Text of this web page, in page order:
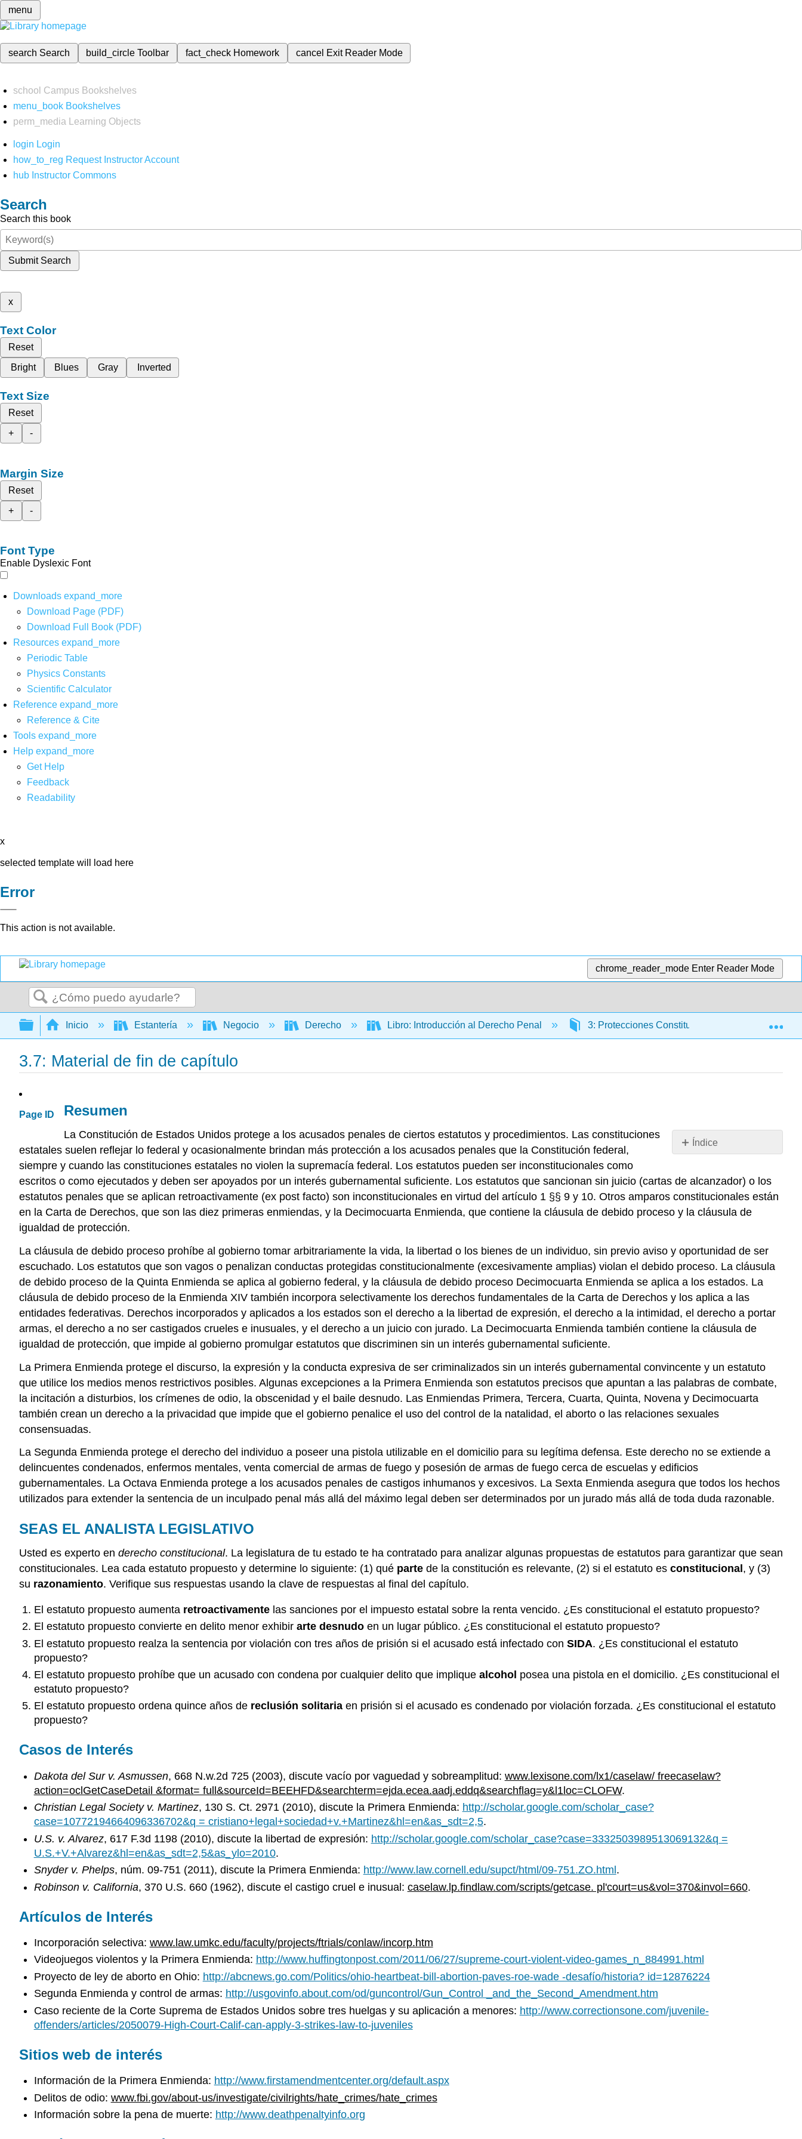
menu
search Search build_circleToolbar fact_check Homework cancel Exit Reader Mode
school Campus Bookshelves
menu_book Bookshelves
perm_media
Learning Objects
login Login
how_to_reg Request Instructor Account
hub Instructor Commons
Search
Search this book
Submit Search
x
Text Color
Reset
Bright
Blues Gray Inverted
Text Size
Reset
+
-
Margin Size
Reset
+
-
Font Type
Enable Dyslexic Font
Downloads expand_more
Download Page (PDF)
Download Full Book (PDF)
Resources expand_more
Periodic Table
Physics Constants
Scientific Calculator
Reference expand_more
Reference & Cite
Tools expand_more
Help expand_more
Get Help
Feedback
Readability
x
selected template will load here
Error
This action is not available.
chrome_reader_mode Enter Reader Mode
Buscar
Expandir/contraer jerarquía global
Inicio Estantería Negocio Derecho Libro: Introducción al Derecho Penal 3: Protecciones Constitucionales 3.7:
3.7: Material de fin de capítulo
Page ID
Índice
SEAS
ANALISTA
LEGISLATIVO
Interés
Artículos
de
Interés
Sitios
web
Estadísticas
de
Interés
Respuestas
ejercicios
Respuestas
a
ejercicios
ejercicios
Respuestas
ejercicios
a
ejercicios
los
preguntas
Respuestas
Sé
Resumen
La Constitución de Estados Unidos protege a los acusados penales de ciertos estatutos y procedimientos. Las constituciones
estatales suelen reflejar lo federal y ocasionalmente brindan más protección a los acusados penales que la Constitución federal,
siempre y cuando las constituciones estatales no violen la supremacía federal. Los estatutos pueden ser inconstitucionales como
escritos o como ejecutados y deben ser apoyados por un interés gubernamental suficiente. Los estatutos que sancionan sin juicio (cartas de alcanzador) o los
estatutos penales que se aplican retroactivamente (ex post facto) son inconstitucionales en virtud del artículo 1 §§ 9 y 10. Otros amparos constitucionales están
en la Carta de Derechos, que son las diez primeras enmiendas, y la Decimocuarta Enmienda, que contiene la cláusula de debido proceso y la cláusula de
igualdad de protección.
La cláusula de debido proceso prohíbe al gobierno tomar arbitrariamente la vida, la libertad o los bienes de un individuo, sin previo aviso y oportunidad de ser
escuchado. Los estatutos que son vagos o penalizan conductas protegidas constitucionalmente (excesivamente amplias) violan el debido proceso. La cláusula
de debido proceso de la Quinta Enmienda se aplica al gobierno federal, y la cláusula de debido proceso Decimocuarta Enmienda se aplica a los estados. La
cláusula de debido proceso de la Enmienda XIV también incorpora selectivamente los derechos fundamentales de la Carta de Derechos y los aplica a las
entidades federativas. Derechos incorporados y aplicados a los estados son el derecho a la libertad de expresión, el derecho a la intimidad, el derecho a portar
armas, el derecho a no ser castigados crueles e inusuales, y el derecho a un juicio con jurado. La Decimocuarta Enmienda también contiene la cláusula de
igualdad de protección, que impide al gobierno promulgar estatutos que discriminen sin un interés gubernamental suficiente.
La Primera Enmienda protege el discurso, la expresión y la conducta expresiva de ser criminalizados sin un interés gubernamental convincente y un estatuto
que utilice los medios menos restrictivos posibles. Algunas excepciones a la Primera Enmienda son estatutos precisos que apuntan a las palabras de combate,
la incitación a disturbios, los crímenes de odio, la obscenidad y el baile desnudo. Las Enmiendas Primera, Tercera, Cuarta, Quinta, Novena y Decimocuarta
también crean un derecho a la privacidad que impide que el gobierno penalice el uso del control de la natalidad, el aborto o las relaciones sexuales
consensuadas.
La Segunda Enmienda protege el derecho del individuo a poseer una pistola utilizable en el domicilio para su legítima defensa. Este derecho no se extiende a
delincuentes condenados, enfermos mentales, venta comercial de armas de fuego y posesión de armas de fuego cerca de escuelas y edificios
gubernamentales. La Octava Enmienda protege a los acusados penales de castigos inhumanos y excesivos. La Sexta Enmienda asegura que todos los hechos
utilizados para extender la sentencia de un inculpado penal más allá del máximo legal deben ser determinados por un jurado más allá de toda duda razonable.
SEAS EL ANALISTA LEGISLATIVO
Usted es experto en derecho constitucional. La legislatura de tu estado te ha contratado para analizar algunas propuestas de estatutos para garantizar que sean
constitucionales. Lea cada estatuto propuesto y determine lo siguiente: (1) qué parte de la constitución es relevante, (2) si el estatuto es constitucional , y (3)
su razonamiento. Verifique sus respuestas usando la clave de respuestas al final del capítulo.
El estatuto propuesto aumenta retroactivamentelas sanciones por el impuesto estatal sobre la renta vencido. ¿Es constitucional el estatuto propuesto?
El estatuto propuesto convierte en delito menor exhibir arte desnudoen un lugar público. ¿Es constitucional el estatuto propuesto?
El estatuto propuesto realza la sentencia por violación con tres años de prisión si el acusado está infectado con SIDA. ¿Es constitucional el estatuto
propuesto?
El estatuto propuesto prohíbe que un acusado con condena por cualquier delito que implique alcohol posea una pistola en el domicilio. ¿Es constitucional el
estatuto propuesto?
El estatuto propuesto ordena quince años de reclusión solitariaen prisión si el acusado es condenado por violación forzada. ¿Es constitucional el estatuto
propuesto?
Casos de Interés
Dakota del Sur v. Asmussen, 668 N.w.2d 725 (2003), discute vacío por vaguedad y sobreamplitud: www.lexisone.com/lx1/caselaw/ freecaselaw?
action=oclGetCaseDetail &format= full&sourceId=BEEHFD&searchterm=ejda.ecea.aadj.eddq&searchflag=y&l1loc=CLOFW.
Christian Legal Society v. Martinez, 130 S. Ct. 2971 (2010), discute la Primera Enmienda: http://scholar.google.com/scholar_case?
case=10772194664096336702&q = cristiano+legal+sociedad+v.+Martinez&hl=en&as_sdt=2,5.
U.S. v. Alvarez, 617 F.3d 1198 (2010), discute la libertad de expresión: http://scholar.google.com/scholar_case?case=3332503989513069132&q =
U.S.+V.+Alvarez&hl=en&as_sdt=2,5&as_ylo=2010.
Snyder v. Phelps, núm. 09-751 (2011), discute la Primera Enmienda: http://www.law.cornell.edu/supct/html/09-751.ZO.html .
Robinson v. California, 370 U.S. 660 (1962), discute el castigo cruel e inusual: caselaw.lp.findlaw.com/scripts/getcase. pl'court=us&vol=370&invol=660.
Artículos de Interés
Incorporación selectiva: www.law.umkc.edu/faculty/projects/ftrials/conlaw/incorp.htm
Videojuegos violentos y la Primera Enmienda: http://www.huffingtonpost.com/2011/06/27/supreme-court-violent-video-games_n_884991.html
Proyecto de ley de aborto en Ohio: http://abcnews.go.com/Politics/ohio-heartbeat-bill-abortion-paves-roe-wade -desafío/historia? id=12876224
Segunda Enmienda y control de armas: http://usgovinfo.about.com/od/guncontrol/Gun_Control _and_the_Second_Amendment.htm
Caso reciente de la Corte Suprema de Estados Unidos sobre tres huelgas y su aplicación a menores: http://www.correctionsone.com/juvenile-
offenders/articles/2050079-High-Court-Calif-can-apply-3-strikes-law-to-juveniles
Sitios web de interés
Información de la Primera Enmienda: http://www.firstamendmentcenter.org/default.aspx
Delitos de odio: www.fbi.gov/about-us/investigate/civilrights/hate_crimes/hate_crimes
Información sobre la pena de muerte: http://www.deathpenaltyinfo.org